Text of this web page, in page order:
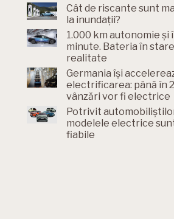
Cât de riscante sunt
la inundații?
1.000 km autonomie și
minute. Bateria în
realitate
Germania își
electrificarea: până în
vânzări vor fi electrice
Potrivit
modelele electrice
fiabile